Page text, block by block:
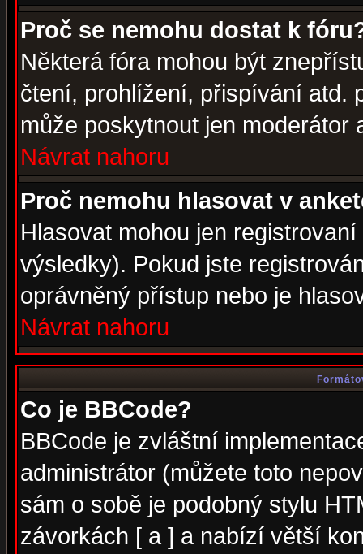
Proč se nemohu dostat k
Některá fóra mohou být
čtení, prohlížení, přispívání atd.
může poskytnout jen moderátor
Návrat nahoru
Proč nemohu hlasovat v
Hlasovat mohou jen
výsledky). Pokud jste
oprávněný přístup nebo je
Návrat nahoru
Co je BBCode?
BBCode je zvláštní
administrátor (můžete toto
sám o sobě je podobný stylu
závorkách [ a ] a nabízí větší